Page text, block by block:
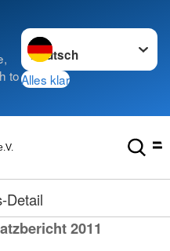
to
Sprache wechseln zu
Alles klar
Detail
2011